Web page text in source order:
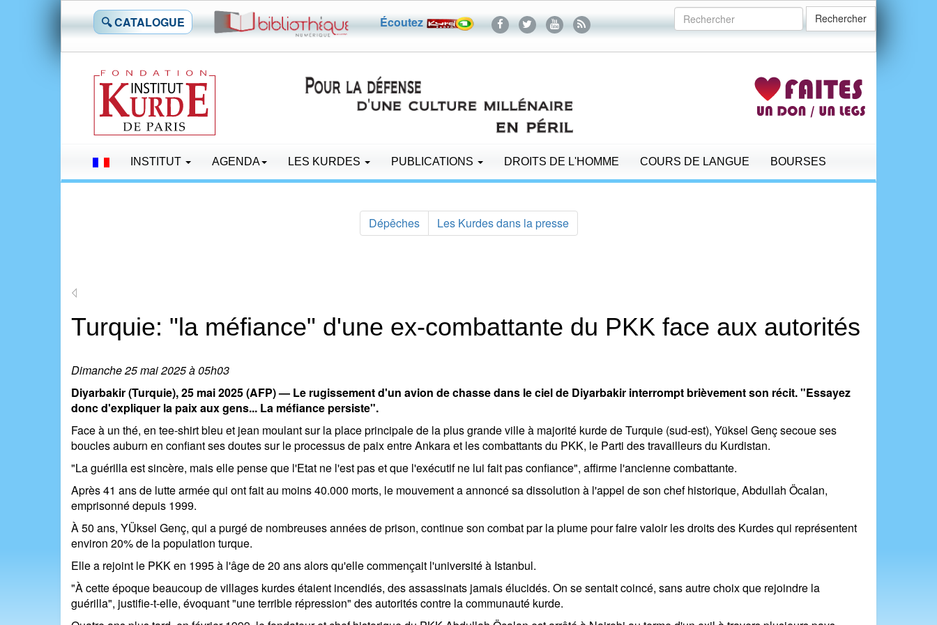
🔍 CATALOGUE Écoutez Rechercher
INSTITUT AGENDA LES KURDES PUBLICATIONS DROITS DE L'HOMME COURS DE LANGUE BOURSES
Dépêches Les Kurdes dans la presse
Turquie: "la méfiance" d'une ex-combattante du PKK face aux autorités
Dimanche 25 mai 2025 à 05h03
Diyarbakir (Turquie), 25 mai 2025 (AFP) — Le rugissement d'un avion de chasse dans le ciel de Diyarbakir interrompt brièvement son récit. "Essayez
donc d'expliquer la paix aux gens... La méfiance persiste".
Face à un thé, en tee-shirt bleu et jean moulant sur la place principale de la plus grande ville à majorité kurde de Turquie (sud-est), Yüksel Genç secoue ses
boucles auburn en confiant ses doutes sur le processus de paix entre Ankara et les combattants du PKK, le Parti des travailleurs du Kurdistan.
"La guérilla est sincère, mais elle pense que l'Etat ne l'est pas et que l'exécutif ne lui fait pas confiance", affirme l'ancienne combattante.
Après 41 ans de lutte armée qui ont fait au moins 40.000 morts, le mouvement a annoncé sa dissolution à l'appel de son chef historique, Abdullah Öcalan,
emprisonné depuis 1999.
À 50 ans, YÜksel Genç, qui a purgé de nombreuses années de prison, continue son combat par la plume pour faire valoir les droits des Kurdes qui représentent
environ 20% de la population turque.
Elle a rejoint le PKK en 1995 à l'âge de 20 ans alors qu'elle commençait l'université à Istanbul.
"À cette époque beaucoup de villages kurdes étaient incendiés, des assassinats jamais élucidés. On se sentait coincé, sans autre choix que rejoindre la
guérilla", justifie-t-elle, évoquant "une terrible répression" des autorités contre la communauté kurde.